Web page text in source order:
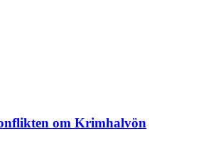
om Krimhalvön